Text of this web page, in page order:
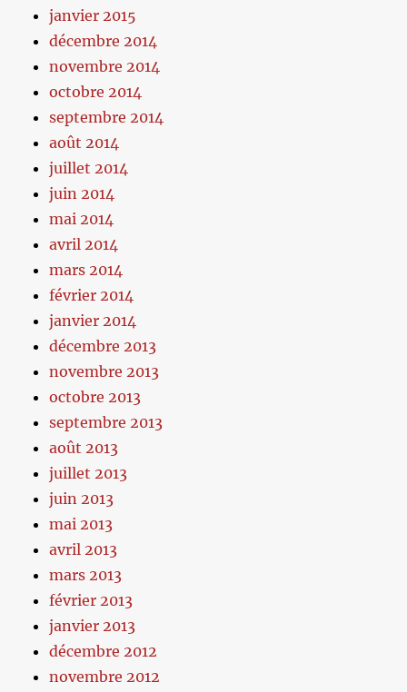
janvier 2015
décembre 2014
novembre 2014
octobre 2014
septembre 2014
août 2014
juillet 2014
juin 2014
mai 2014
avril 2014
mars 2014
février 2014
janvier 2014
décembre 2013
novembre 2013
octobre 2013
septembre 2013
août 2013
juillet 2013
juin 2013
mai 2013
avril 2013
mars 2013
février 2013
janvier 2013
décembre 2012
novembre 2012